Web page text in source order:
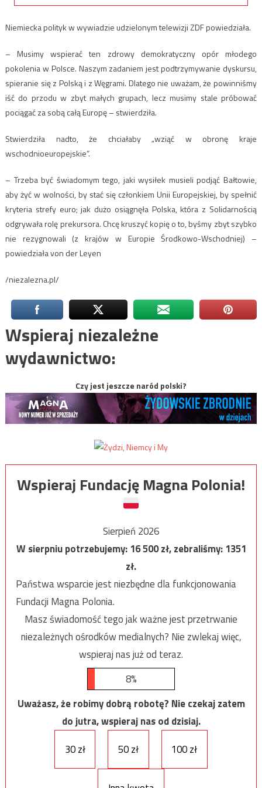
Niemiecka polityk w wywiadzie udzielonym telewizji ZDF powiedziała.
– Musimy wspierać ten zdrowy demokratyczny opór młodego
pokolenia w Polsce. Naszym zadaniem jest podtrzymywanie dyskursu,
spieranie się z Polską i z Węgrami. Dlatego nie uważam, że powinniśmy
iść do przodu w zbyt małych grupach, lecz musimy stale próbować
pociągać za sobą całą Europę – stwierdziła.
Stwierdziła nadto, że chciałaby „wziąć w obronę kraje
wschodnioeuropejskie”.
– Trzeba być świadomym tego, jaki wysiłek musieli podjąć Bałtowie,
aby żyć w wolności, by stać się członkiem Unii Europejskiej, by spełnić
kryteria strefy euro; jak dużo osiągnęła Polska, która z Solidarnością
odgrywała rolę prekursora. Chcę kruszyć kopię o to, byśmy zbyt szybko
nie rezygnowali (z krajów w Europie Środkowo-Wschodniej) –
powiedziała von der Leyen
/niezalezna.pl/
Wspieraj niezależne
wydawnictwo:
Czy jest jeszcze naród polski?
Wspieraj Fundację Magna Polonia!
Sierpień 2026
W sierpniu potrzebujemy:16 500zł, zebraliśmy:1351
zł.
Państwa wsparcie jest niezbędne dla funkcjonowania
Fundacji Magna Polonia.
Masz świadomość tego jak ważne jest przetrwanie
niezależnych ośrodków medialnych? Nie zwlekaj więc,
wspieraj nas już od teraz.
8%
Uważasz, że robimy dobrą robotę? Nie czekaj zatem
do jutra, wspieraj nas od dzisiaj.
30 zł
50 zł 100 zł